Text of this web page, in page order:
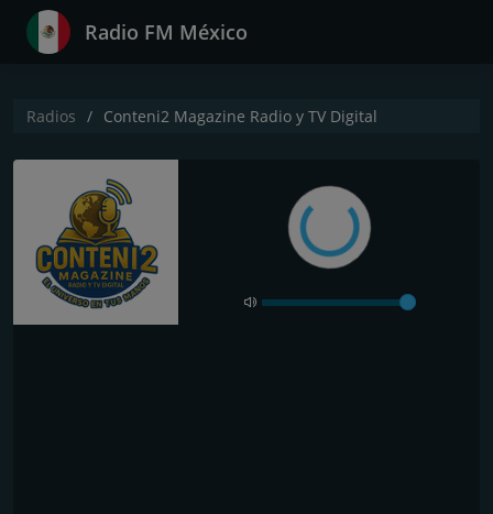
Radio FM México
Radios Conteni2 Magazine Radio y TV Digital